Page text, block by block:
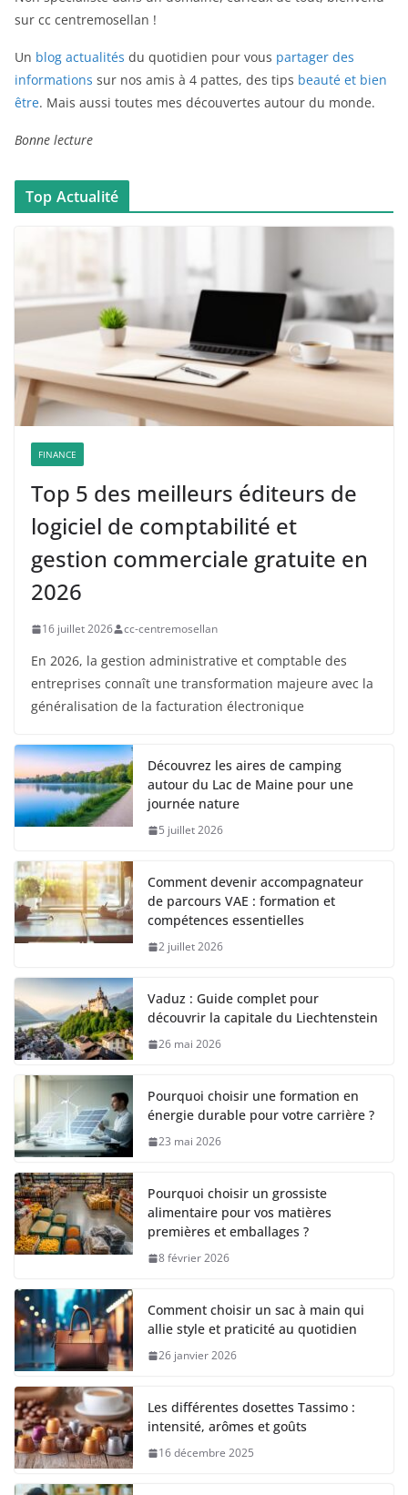
sur cc centremosellan !
Un blog actualités du quotidien pour vous partager des
informations sur nos amis à 4 pattes, des tips beauté et bien
être. Mais aussi toutes mes découvertes autour du monde.
Bonne lecture
Top Actualité
FINANCE
Top 5 des meilleurs éditeurs de
logiciel de comptabilité et
gestion commerciale gratuite en
2026
16 juillet 2026 cc-centremosellan
En 2026, la gestion administrative et comptable des
entreprises connaît une transformation majeure avec la
généralisation de la facturation électronique
Découvrez les aires de camping
autour du Lac de Maine pour une
journée nature
5 juillet 2026
Comment devenir accompagnateur
de parcours VAE : formation et
compétences essentielles
2 juillet 2026
Vaduz : Guide complet pour
découvrir la capitale du Liechtenstein
26 mai 2026
Pourquoi choisir une formation en
énergie durable pour votre carrière ?
23 mai 2026
Pourquoi choisir un grossiste
alimentaire pour vos matières
premières et emballages ?
8 février 2026
Comment choisir un sac à main qui
allie style et praticité au quotidien
26 janvier 2026
Les différentes dosettes Tassimo :
intensité, arômes et goûts
16 décembre 2025